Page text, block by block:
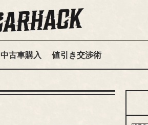
中古車購入 値引き交渉術